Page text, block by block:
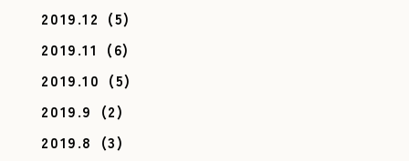
2019.12 (5)
2019.11 (6)
2019.10 (5)
2019.9 (2)
2019.8 (3)